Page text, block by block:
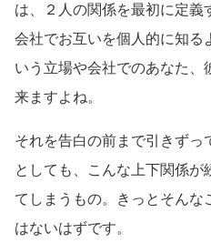
は、２人の関係を最初に定義
会社でお互いを個人的に知る
いう立場や会社でのあなた、
来ますよね。
それを告白の前まで引きずっ
としても、こんな上下関係
てしまうもの。きっとそん
はないはずです。